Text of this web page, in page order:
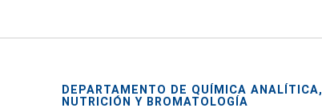
DEPARTAMENTO DE QUÍMICA ANALÍTICA,
NUTRICIÓN Y BROMATOLOGÍA